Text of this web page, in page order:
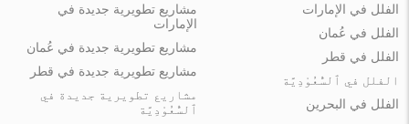
الفلل في الإمارات
الفلل في عُمان
الفلل في قطر
الفلل في ٱلسُّعُوْدِيَّة
الفلل في البحرين
مشاريع تطويرية جديدة في
الإمارات
مشاريع تطويرية جديدة في عُمان
مشاريع تطويرية جديدة في قطر
مشاريع تطويرية جديدة في
ٱلسُّعُوْدِيَّة